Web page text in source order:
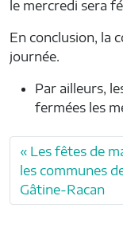
le mercredi sera
En conclusion, la
journée.
Par ailleurs,
fermées les
Les fêtes de
les communes
Gâtine-Racan